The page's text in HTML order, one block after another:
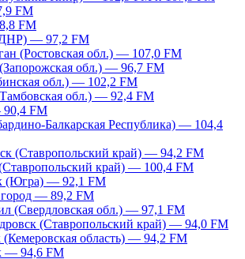
FM
FM
— 97,2 FM
(Ростовская обл.) — 107,0 FM
обл.) — 96,7 FM
обл.) — 102,2 FM
обл.) — 92,4 FM
FM
Балкарская Республика) — 104,4
(Ставропольский край) — 94,2 FM
край) — 100,4 FM
(Югра) — 92,1 FM
— 89,2 FM
(Свердловская обл.) — 97,1 FM
(Ставропольский край) — 94,0 FM
область) — 94,2 FM
— 94,6 FM